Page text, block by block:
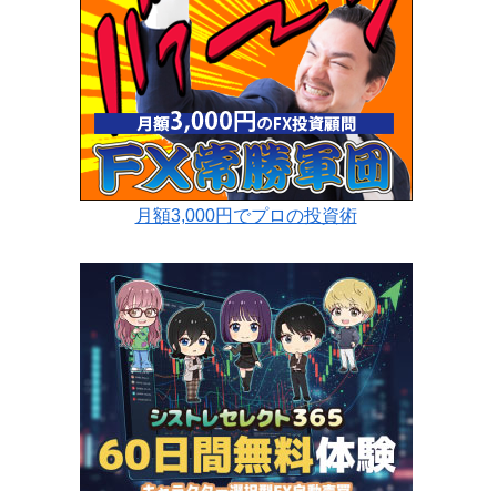
月額3,000円でプロの投資術